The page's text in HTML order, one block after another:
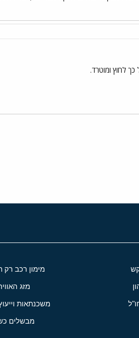
לחוץ ומוטרד.
מימון רכב
מזג
משכנתאות
מבשלים